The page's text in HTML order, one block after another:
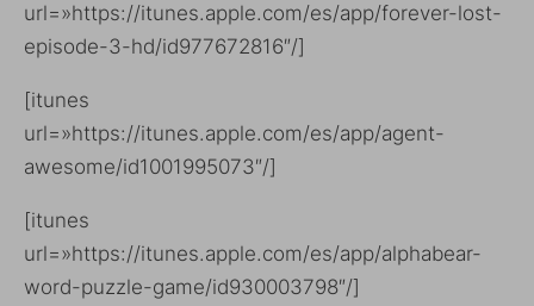
url=»https://itunes.apple.com/es/app/forever-lost-
episode-3-hd/id977672816″/]
[itunes
url=»https://itunes.apple.com/es/app/agent-
awesome/id1001995073″/]
[itunes
url=»https://itunes.apple.com/es/app/alphabear-
word-puzzle-game/id930003798″/]